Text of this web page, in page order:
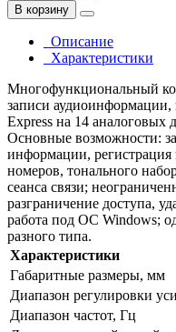
В корзину
Описание
Характеристики
Многофункциональный
записи
Express на 14
Основные возможности:
информации,
номеров, тонального
сеанса связи;
разграничение доступа,
работа под ОС Windows;
разного типа.
Характеристики
Габаритные размеры, мм
Диапазон регулировки
Диапазон частот, Гц